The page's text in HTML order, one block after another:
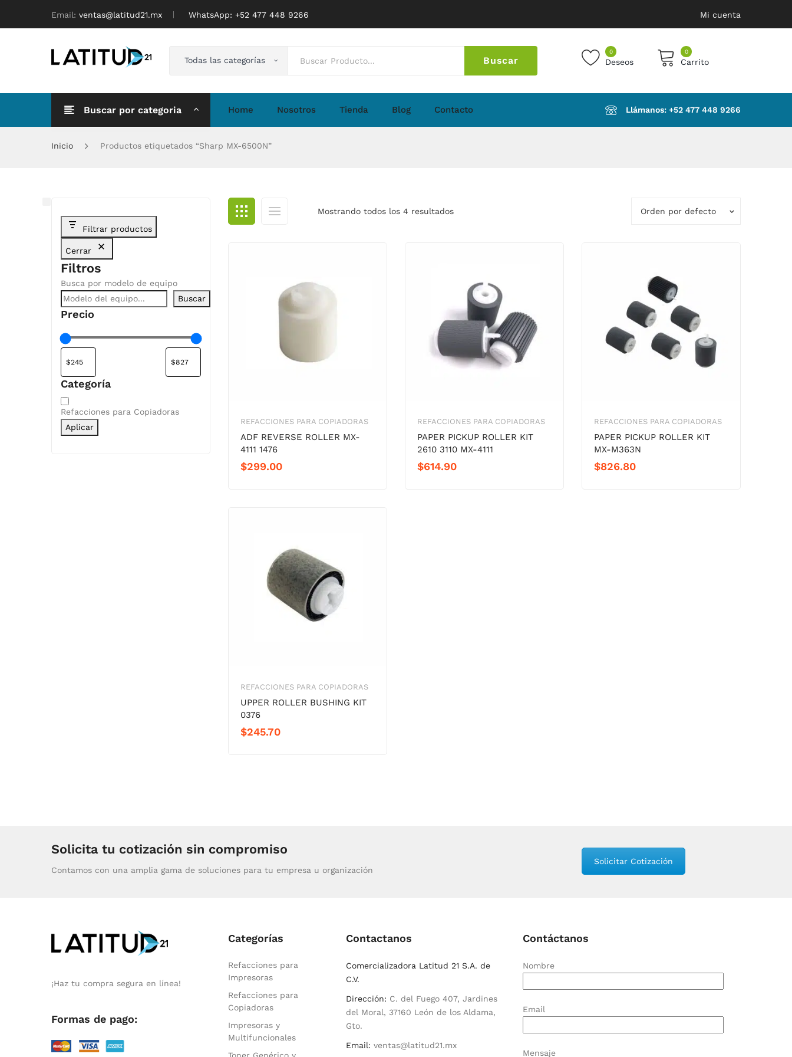
Email: ventas@latitud21.mx WhatsApp: ‪+52 477 448 9266 Mi cuenta
Todas las categorías Buscar
0
Deseos
0
Carrito
No products in the cart.
Buscar por categoria Home Nosotros Tienda Blog Contacto Llámanos: ‪+52 477 448 9266‬
Inicio Productos etiquetados “Sharp MX-6500N”
Mostrando todos los 4 resultados Orden por defecto
REFACCIONES PARA COPIADORAS
ADF REVERSE ROLLER MX-
4111 1476
$299.00
REFACCIONES PARA COPIADORAS
PAPER PICKUP ROLLER KIT
2610 3110 MX-4111
$614.90
REFACCIONES PARA COPIADORAS
PAPER PICKUP ROLLER KIT
MX-M363N
$826.80
REFACCIONES PARA COPIADORAS
UPPER ROLLER BUSHING KIT
0376
$245.70
Filtrar productos
Cerrar
Filtros
Busca por modelo de equipo
Buscar
Precio
Categoría
Categoría
Refacciones para Copiadoras
Aplicar
Solicita tu cotización sin compromiso
Contamos con una amplia gama de soluciones para tu empresa u organización
Solicitar Cotización
¡Haz tu compra segura en línea!
Formas de pago:
Categorías
Refacciones para
Impresoras
Refacciones para
Copiadoras
Impresoras y
Multifuncionales
Contactanos
Comercializadora Latitud 21 S.A. de
C.V.
Dirección: C. del Fuego 407, Jardines
del Moral, 37160 León de los Aldama,
Gto.
Email: ventas@latitud21.mx
Contáctanos
Nombre
Email
Mensaje